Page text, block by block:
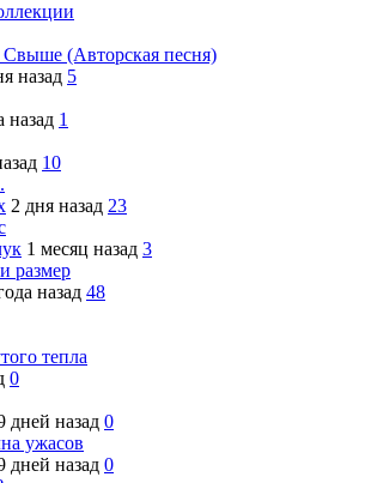
Свыше (Авторская песня)
назад 5
назад 1
10
2 дня назад 23
1 месяц назад 3
размер
назад 48
тепла
0
дней назад 0
ужасов
дней назад 0